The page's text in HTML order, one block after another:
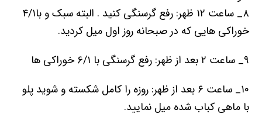
۸_ ساعت ۱۲ ظھر: رفع گرسنگی کنید . البته سبک و با۴/۱
خوراکی ھایی که در صبحانه روز اول میل کردید.
۹_ ساعت ۲ بعد از ظھر: رفع گرسنگی با ۶/۱ خوراکی ھا
۱۰_ ساعت ۶ بعد از ظھر: روزه را کامل شکسته و شوید پلو
با ماھی کباب شده میل نمایید.